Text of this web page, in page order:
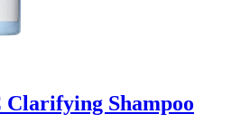
Clarifying Shampoo